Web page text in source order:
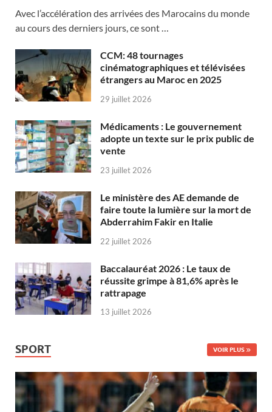
Avec l’accélération des arrivées des Marocains du monde
au cours des derniers jours, ce sont …
CCM: 48 tournages
cinématographiques et télévisées
étrangers au Maroc en 2025
29 juillet 2026
Médicaments : Le gouvernement
adopte un texte sur le prix public de
vente
23 juillet 2026
Le ministère des AE demande de
faire toute la lumière sur la mort de
Abderrahim Fakir en Italie
22 juillet 2026
Baccalauréat 2026 : Le taux de
réussite grimpe à 81,6% après le
rattrapage
13 juillet 2026
SPORT VOIR PLUS